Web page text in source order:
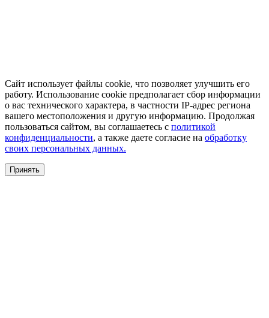
Сайт использует файлы cookie, что позволяет улучшить его
работу. Использование cookie предполагает сбор информации
о вас технического характера, в частности IP-адрес региона
вашего местоположения и другую информацию. Продолжая
пользоваться сайтом, вы соглашаетесь с политикой
конфиденциальности, а также даете согласие на обработку
своих персональных данных.
Принять